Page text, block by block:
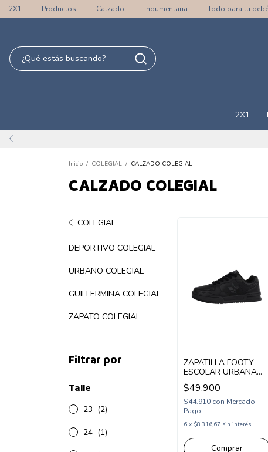
2X1 Productos Calzado Indumentaria Todo para tu bebé
2X1
Inicio / COLEGIAL / CALZADO COLEGIAL
CALZADO COLEGIAL
COLEGIAL
DEPORTIVO COLEGIAL
URBANO COLEGIAL
GUILLERMINA COLEGIAL
ZAPATO COLEGIAL
Filtrar por
Talle
23 (2)
24 (1)
ZAPATILLA FOOTY
ESCOLAR URBANA
ACORDONADA 34-39
NEGRO (SCH67/1N)
$49.900
$44.910 con Mercado
Pago
6 x $8.316,67 sin interés
Comprar